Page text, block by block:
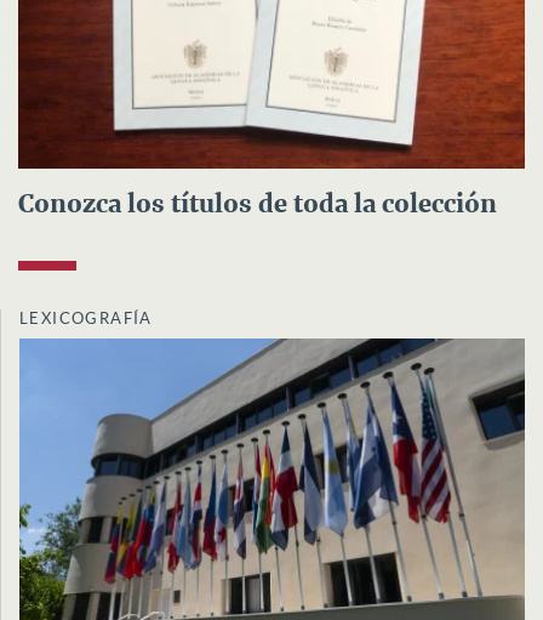
Conozca los títulos de toda la colección
LEXICOGRAFÍA